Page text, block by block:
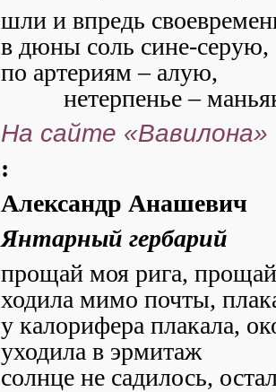
шли и впредь
в дюны соль сине-серую,
по артериям – алую,
нетерпенье –
На сайте «Вавилона»
:
Александр Анашевич
Янтарный гербарий
прощай моя рига,
ходила мимо почты,
у калорифера плакала,
уходила в эрмитаж
солнце не садилось,